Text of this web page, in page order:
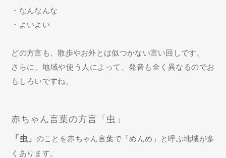
・なんなんな
・よいよい
どの方言も、散歩やお外とは似つかない言い回しです。
さらに、地域や使う人によって、発音も全く異なるのでお
もしろいですね。
赤ちゃん言葉の方言「虫」
「虫」 のことを赤ちゃん言葉で「めんめ」と呼ぶ地域が多
くあります。